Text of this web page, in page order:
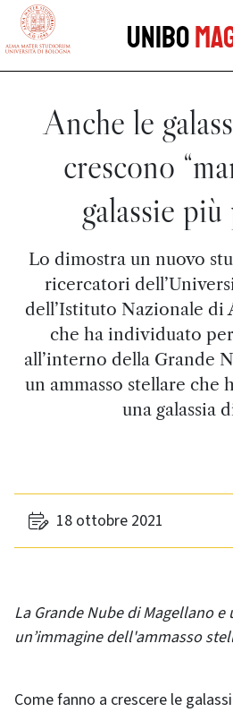
vai al contenuto della pagina
Unibo
Anche le
crescono
galassie
Lo dimostra un nuovo
ricercatori
dell’Istituto Nazionale di
che ha individuato
all’interno della Grande
un ammasso stellare che
una galassia
18 ottobre 2021
La Grande Nube di Magellano
un’immagine dell'ammasso
Come fanno a crescere le